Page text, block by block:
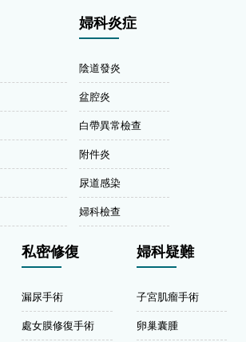
婦科炎症
陰道發炎
盆腔炎
白帶異常檢查
附件炎
尿道感染
婦科檢查
私密修復
漏尿手術
處女膜修復手術
婦科疑難
子宮肌瘤手術
卵巢囊腫